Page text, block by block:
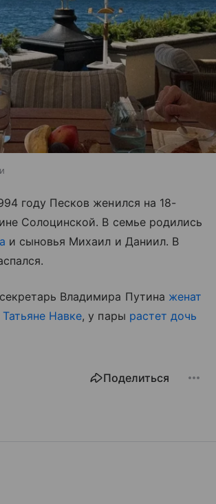
году Песков женился на 18-
Солоцинской. В семье родились
и сыновья Михаил и Даниил. В
Владимира Путина женат
Навке, у пары растет дочь
Поделиться